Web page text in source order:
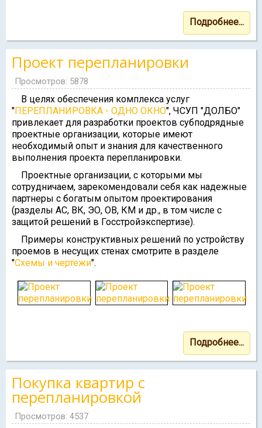
Подробнее...
Проект перепланировки
Просмотров: 5878
В целях обеспечения комплекса услуг
"ПЕРЕПЛАНИРОВКА - ОДНО ОКНО", ЧСУП "ДОЛБО"
привлекает для разработки проектов субподрядные
проектные организации, которые имеют
необходимый опыт и знания для качественного
выполнения проекта перепланировки.
Проектные организации, с которыми мы
сотрудничаем, зарекомендовали себя как надежные
партнеры с богатым опытом проектирования
(разделы АС, ВК, ЭО, ОВ, КМ и др., в том числе с
защитой решений в Госстройэкспертизе).
Примеры конструктивных решений по устройству
проемов в несущих стенах смотрите в разделе
"Схемы и чертежи".
Подробнее...
Покупка квартир с
перепланировкой
Просмотров: 4537